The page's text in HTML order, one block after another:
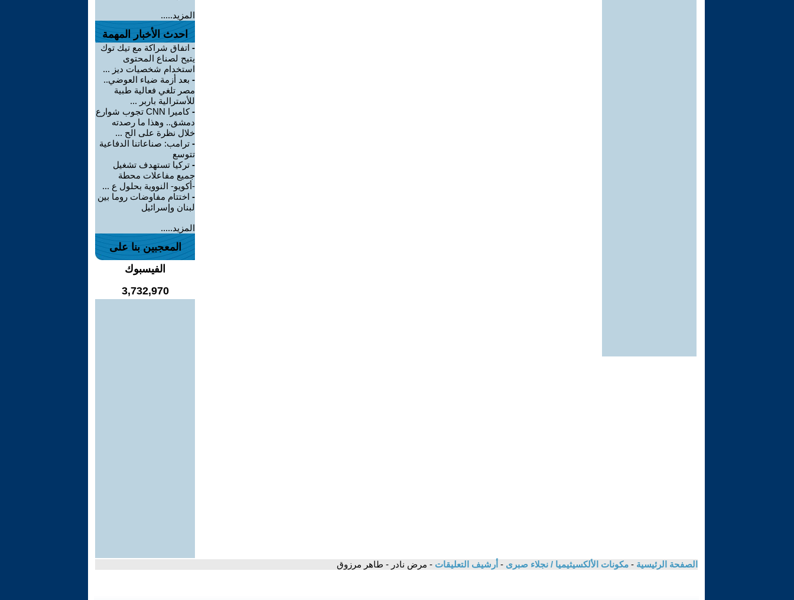
المزيد.....
احدث الأخبار المهمة
- اتفاق شراكة مع تيك توك
يتيح لصناع المحتوى
استخدام شخصيات ديز ...
- بعد أزمة ضياء العوضي..
مصر تلغي فعالية طبية
للأسترالية باربر ...
-
كاميرا CNN تجوب شوارع
دمشق.. وهذا ما رصدته
خلال نظرة على الح ...
- ترامب: صناعاتنا الدفاعية
تتوسع
- تركيا تستهدف تشغيل
جميع مفاعلات محطة
-أكويو- النووية بحلول ع ...
- اختتام مفاوضات روما بين
لبنان وإسرائيل
المزيد.....
المعجبين بنا على
الفيسبوك
3,732,970
الصفحة الرئيسية - مكونات الألكسيثيميا / نجلاء صبرى - أرشيف التعليقات - مرض نادر - طاهر مرزوق